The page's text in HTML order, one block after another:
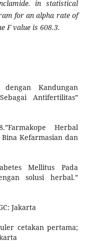
in statistical
for an alpha rate of
F value is 608.3.
Kandungan
Antifertilitas”
Herbal
Kefarmasian dan
Mellitus Pada
solusi herbal.”
Jakarta
cetakan pertama;